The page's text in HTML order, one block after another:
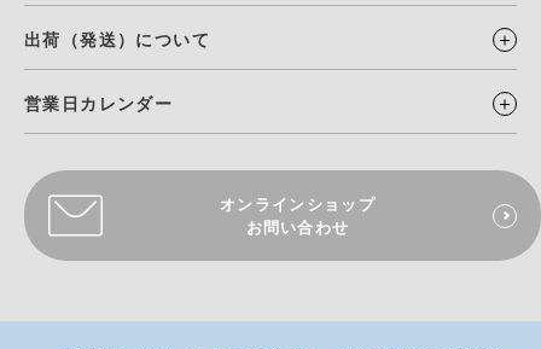
出荷（発送）について
営業日カレンダー
オンラインショップ
お問い合わせ